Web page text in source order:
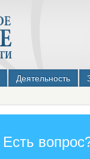
Деятельность
Есть